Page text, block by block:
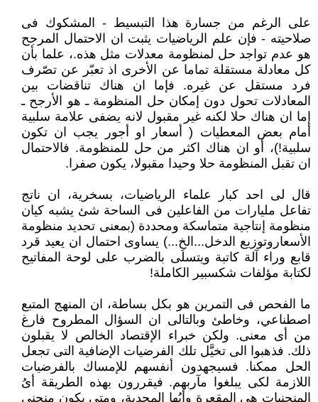
على الرغم من جسارة هذا التبسيط - المشكوك فى
صلاحيته - فإن علم الرياضيات يثبت ان الاحتمال المرجح
هو عدم تواجد حل لمنظومة معدلات مثل هذه.، علما بأن
كل معادلة مستقلة تماما عن الأخرى اذ تعبّر عن تصّرف
فرد مستقل عن غيره. فإما ان هناك تناقضات بين
المعادلات تحول دون إمكان حل المنظومة ـ هو الأرجح ـ
إما ان هناك حلا لكنه غير مقبول لانه يضفى علامة سلبية
أمام بعض المعطيات ( أسعار او أجور يجب ان تكون
سلبية!)، أو ان هناك اكثر من حل للمنظومة. فالاحتمال
ان تقبل المنظومة حلا وحيدا مقبولا، يكون صفرا.
قال لى احد كبار علماء الرياضيات، بسخرية، ان ناتج
تفاعل مليارات من الفاعلين فى الساحة شئ يشبه كيان
منظومة إنتاجية متماسكة ومحددة (بمعنى تحديد منظومة
الأسعاروتوزيع الدخل...الخ...) يساوى احتمال ان يعيد قرد
قابع وراء آلة كاتبة ويتسلَى بالضرب على لوحة المفاتيح
لكتابة مؤلفات شكسبير الكاملة!
ما الفحص فى التمرين هو بكل بساطة، ان المنهج المتبع
اصطناعي، وخاطئ وبالتالى ان السؤال المطروح فارغ
من أى معنى. ولكن خبراء الإقتصاد الخالص لا يقبلون
ذلك. فذهبوا الى تخيَّل تلك الفرضيات الإضافية التى تجعل
الحل ممكنا. فسيجهدون أنفسهم للإمساك بالفرضيات
اللازمة لكى يبلغوا مآربهم. فيقررون بهذه الطريقة أىُ
المنحنيات هى المقعرة وأيُها المحدبة، ومتى يكون منحنى